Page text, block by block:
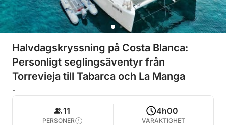
Halvdagskryssning på Costa Blanca:
Personligt seglingsäventyr från
Torrevieja till Tabarca och La Manga
-
11
PERSONER
4h00
VARAKTIGHET